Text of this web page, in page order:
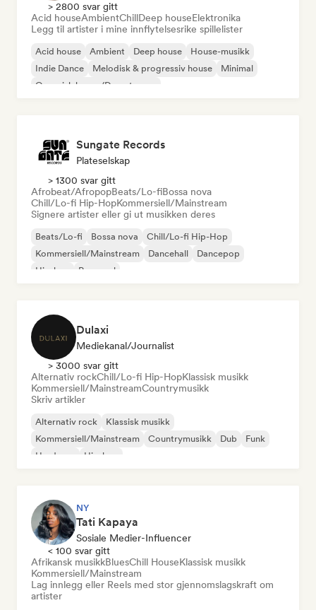
> 2800 svar gitt
Acid houseAmbientChillDeep houseElektronika
Legg til artister i mine innflytelsesrike spillelister
Acid house Ambient Deep house
House-musikk
Indie Dance
Melodisk & progressiv house
Minimal
Organisk house/Downtempo
Sungate Records
Plateselskap
> 1300 svar gitt
Afrobeat/AfropopBeats/Lo-fiBossa nova
Chill/Lo-fi Hip-HopKommersiell/Mainstream
Signere artister eller gi ut musikken deres
Beats/Lo-fi Bossa nova
Chill/Lo-fi Hip-Hop
Kommersiell/Mainstream
Dancehall
Dancepop
Hip-hop
Pop-soul
Dulaxi
Mediekanal/journalist
> 3000 svar gitt
Alternativ rockChill/Lo-fi Hip-HopKlassisk musikk
Kommersiell/MainstreamCountrymusikk
Skriv artikler
Alternativ rock
Klassisk musikk
Kommersiell/Mainstream
Countrymusikk Dub
Funk
Hardcore
Hip-hop
NY
Tati Kapaya
Sosiale Medier-Influencer
< 100 svar gitt
Afrikansk musikkBluesChill HouseKlassisk musikk
Kommersiell/Mainstream
Lag innlegg eller Reels med stor gjennomslagskraft om
artister